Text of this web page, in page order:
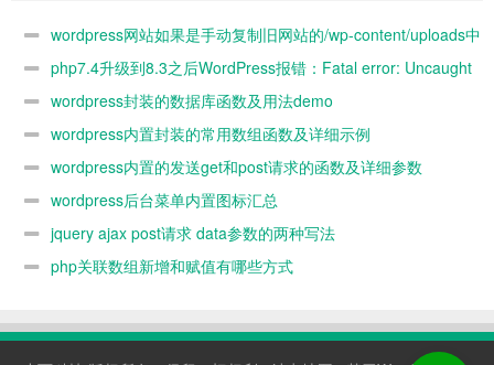
媒体库没办法
看到 怎么解
决
ArgumentCountError:
Too few
arguments to
function
WP_Widget::__construct()
解决办法
wordpress网站如果是手动复制旧网站的/wp-content/uploads中
的图片到新网站 新网站媒体库没办法看到 怎么解决
php7.4升级到8.3之后WordPress报错：Fatal error: Uncaught
ArgumentCountError: Too few arguments to function
WP_Widget::__construct()解决办法
wordpress封装的数据库函数及用法demo
wordpress内置封装的常用数组函数及详细示例
wordpress内置的发送get和post请求的函数及详细参数
demowordpress后台菜单内置图标汇总
jquery ajax post请求 data参数的两种写法
php关联数组新增和赋值有哪些方式